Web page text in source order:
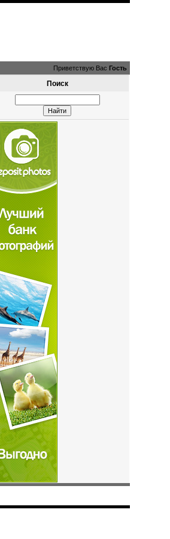
Приветствую Вас Гость
Поиск